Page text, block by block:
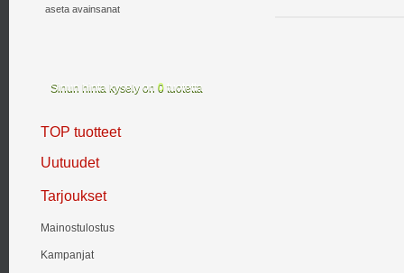
Sinun hinta kysely on 0tuotetta
TOP tuotteet
Uutuudet
Tarjoukset
Mainostulostus
Kampanjat